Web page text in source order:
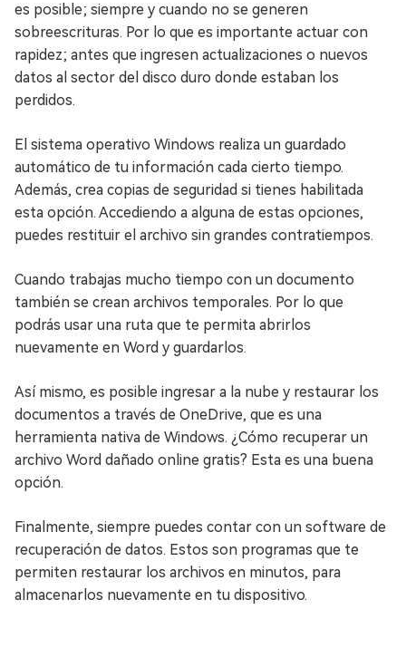
es posible; siempre y cuando no se generen
sobreescrituras. Por lo que es importante actuar con
rapidez; antes que ingresen actualizaciones o nuevos
datos al sector del disco duro donde estaban los
perdidos.
El sistema operativo Windows realiza un guardado
automático de tu información cada cierto tiempo.
Además, crea copias de seguridad si tienes habilitada
esta opción. Accediendo a alguna de estas opciones,
puedes restituir el archivo sin grandes contratiempos.
Cuando trabajas mucho tiempo con un documento
también se crean archivos temporales. Por lo que
podrás usar una ruta que te permita abrirlos
nuevamente en Word y guardarlos.
Así mismo, es posible ingresar a la nube y restaurar los
documentos a través de OneDrive, que es una
herramienta nativa de Windows. ¿Cómo recuperar un
archivo Word dañado online gratis? Esta es una buena
opción.
Finalmente, siempre puedes contar con un software de
recuperación de datos. Estos son programas que te
permiten restaurar los archivos en minutos, para
almacenarlos nuevamente en tu dispositivo.